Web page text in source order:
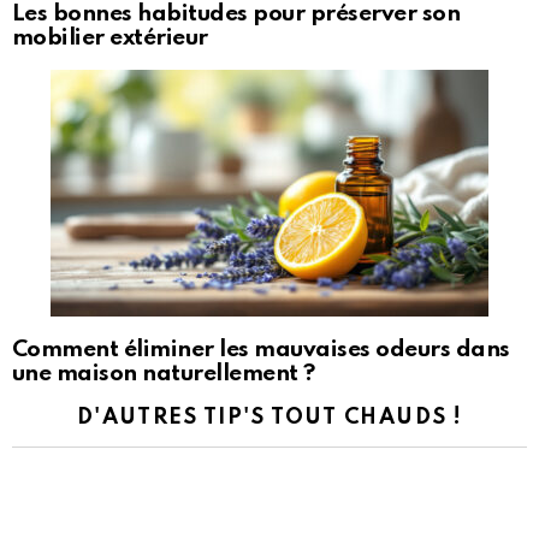
Les bonnes habitudes pour préserver son
mobilier extérieur
Comment éliminer les mauvaises odeurs dans
une maison naturellement ?
D'AUTRES TIP'S TOUT CHAUDS !